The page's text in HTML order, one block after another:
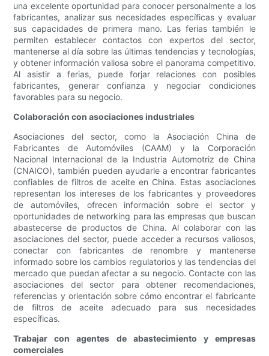
una excelente oportunidad para conocer personalmente a los
fabricantes, analizar sus necesidades específicas y evaluar
sus capacidades de primera mano. Las ferias también le
permiten establecer contactos con expertos del sector,
mantenerse al día sobre las últimas tendencias y tecnologías,
y obtener información valiosa sobre el panorama competitivo.
Al asistir a ferias, puede forjar relaciones con posibles
fabricantes, generar confianza y negociar condiciones
favorables para su negocio.
Colaboración con asociaciones industriales
Asociaciones del sector, como la Asociación China de
Fabricantes de Automóviles (CAAM) y la Corporación
Nacional Internacional de la Industria Automotriz de China
(CNAICO), también pueden ayudarle a encontrar fabricantes
confiables de filtros de aceite en China. Estas asociaciones
representan los intereses de los fabricantes y proveedores
de automóviles, ofrecen información sobre el sector y
oportunidades de networking para las empresas que buscan
abastecerse de productos de China. Al colaborar con las
asociaciones del sector, puede acceder a recursos valiosos,
conectar con fabricantes de renombre y mantenerse
informado sobre los cambios regulatorios y las tendencias del
mercado que puedan afectar a su negocio. Contacte con las
asociaciones del sector para obtener recomendaciones,
referencias y orientación sobre cómo encontrar el fabricante
de filtros de aceite adecuado para sus necesidades
específicas.
Trabajar con agentes de abastecimiento y empresas
comerciales